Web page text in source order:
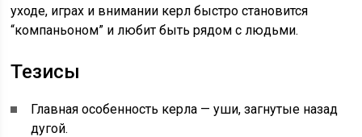
уходе, играх и внимании керл быстро становится
“компаньоном” и любит быть рядом с людьми.
Тезисы
Главная особенность керла — уши, загнутые назад
дугой.